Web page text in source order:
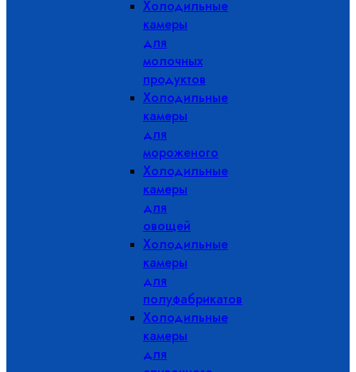
Холодильные
камеры
для
молочных
продуктов
Холодильные
камеры
для
мороженого
Холодильные
камеры
для
овощей
Холодильные
камеры
для
полуфабрикатов
Холодильные
камеры
для